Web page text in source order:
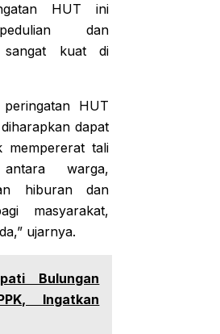
HUT ini
dan
sangat kuat di
peringatan HUT
dapat
mempererat tali
warga,
hiburan dan
masyarakat,
ujarnya.
Bulungan
Ingatkan